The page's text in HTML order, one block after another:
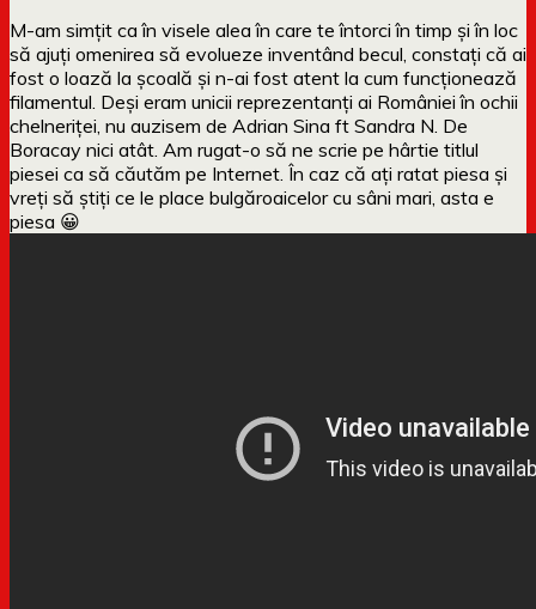
M-am simțit ca în visele alea în care te întorci în timp și în loc
să ajuți omenirea să evolueze inventând becul, constați că ai
fost o loază la școală și n-ai fost atent la cum funcționează
filamentul. Deși eram unicii reprezentanți ai României în ochii
chelneriței, nu auzisem de Adrian Sina ft Sandra N. De
Boracay nici atât. Am rugat-o să ne scrie pe hârtie titlul
piesei ca să căutăm pe Internet. În caz că ați ratat piesa și
vreți să știți ce le place bulgăroaicelor cu sâni mari, asta e
piesa 😀